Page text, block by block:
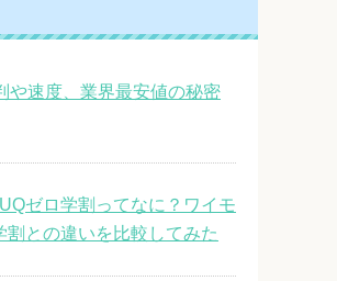
や速度、業界最安値の秘密
ゼロ学割ってなに？ワイモ
割との違いを比較してみた